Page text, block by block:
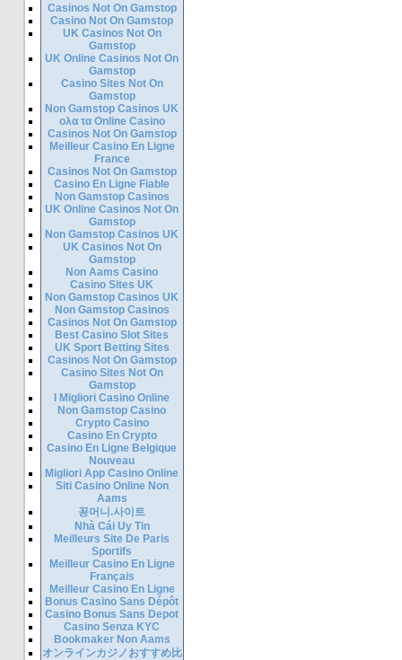
Casinos Not On Gamstop
Casino Not On Gamstop
UK Casinos Not On
Gamstop
UK Online Casinos Not On
Gamstop
Casino Sites Not On
Gamstop
Non Gamstop Casinos UK
ολα τα Online Casino
Casinos Not On Gamstop
Meilleur Casino En Ligne
France
Casinos Not On Gamstop
Casino En Ligne Fiable
Non Gamstop Casinos
UK Online Casinos Not On
Gamstop
Non Gamstop Casinos UK
UK Casinos Not On
Gamstop
Non Aams Casino
Casino Sites UK
Non Gamstop Casinos UK
Non Gamstop Casinos
Casinos Not On Gamstop
Best Casino Slot Sites
UK Sport Betting Sites
Casinos Not On Gamstop
Casino Sites Not On
Gamstop
I Migliori Casino Online
Non Gamstop Casino
Crypto Casino
Casino En Crypto
Casino En Ligne Belgique
Nouveau
Migliori App Casino Online
Siti Casino Online Non
Aams
꽁머니.사이트
Nhà Cái Uy Tin
Meilleurs Site De Paris
Sportifs
Meilleur Casino En Ligne
Français
Meilleur Casino En Ligne
Bonus Casino Sans Dépôt
Casino Bonus Sans Depot
Casino Senza KYC
Bookmaker Non Aams
オンラインカジノおすすめ比